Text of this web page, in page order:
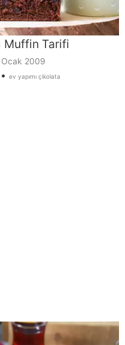
Muffin Tarifi
2009
• ev yapımı çikolata